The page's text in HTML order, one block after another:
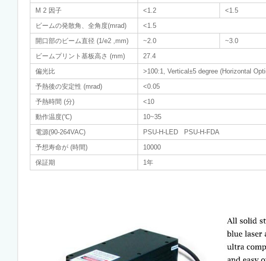
M 2 因子
<1.2
<1.5
ビームの発散角、全角度(mrad)
<1.5
開口部のビーム直径 (1/e2 ,mm)
~2.0
~3.0
ビームプリント基板高さ (mm)
27.4
偏光比
>100:1, Vertical±5 degree (Horizontal
予熱後の安定性 (mrad)
<0.05
予熱時間 (分)
<10
動作温度(℃)
10~35
電源(90-264VAC)
PSU-H-LED PSU-H-FDA
予想寿命が (時間)
10000
保証期
1年